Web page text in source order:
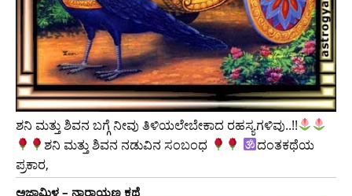
ಶನಿ ಮತ್ತು ಶಿವನ ಬಗ್ಗೆ ನೀವು ತಿಳಿಯಲೇಬೇಕಾದ ರಹಸ್ಯಗಳಿವು..!!
ಶನಿ ಮತ್ತು ಶಿವನ ನಡುವಿನ ಸಂಬಂಧ
ದಂತಕಥೆಯ
ಪ್ರಕಾರ,
ಅಜಾಮಿಳ – ನಾರಾಯಣ ಕಥೆ